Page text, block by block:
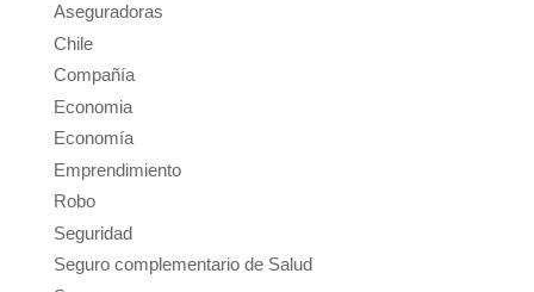
Aseguradoras
Chile
Compañía
Economia
Economía
Emprendimiento
Robo
Seguridad
Seguro complementario de Salud